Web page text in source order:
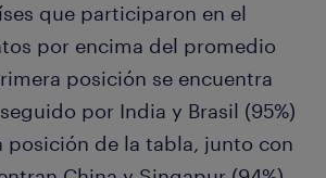
que participaron en el
por encima del promedio
posición se encuentra
por India y Brasil (95%)
posición de la tabla, junto con